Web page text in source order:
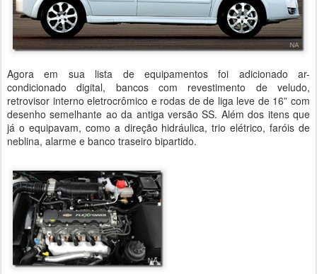
Agora em sua lista de equipamentos foi adicionado ar-
condicionado digital, bancos com revestimento de veludo,
retrovisor interno eletrocrômico e rodas de de liga leve de 16” com
desenho semelhante ao da antiga versão SS. Além dos itens que
já o equipavam, como a direção hidráulica, trio elétrico, faróis de
neblina, alarme e banco traseiro bipartido.